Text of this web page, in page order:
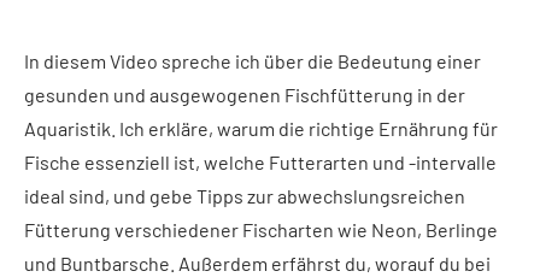
In diesem Video spreche ich über die Bedeutung einer
gesunden und ausgewogenen Fischfütterung in der
Aquaristik. Ich erkläre, warum die richtige Ernährung für
Fische essenziell ist, welche Futterarten und -intervalle
ideal sind, und gebe Tipps zur abwechslungsreichen
Fütterung verschiedener Fischarten wie Neon, Berlinge
und Buntbarsche. Außerdem erfährst du, worauf du bei